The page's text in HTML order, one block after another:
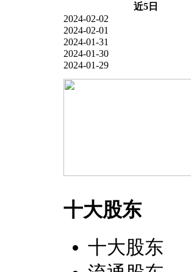
近5日
2024-02-02
2024-02-01
2024-01-31
2024-01-30
2024-01-29
十大股东
十大股东